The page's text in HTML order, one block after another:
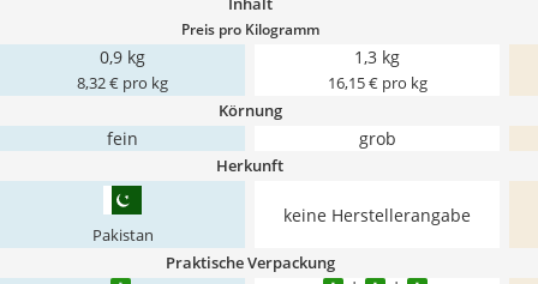
Preis pro Kilogramm
0,9 kg
8,32 € pro kg
1,3 kg
16,15 € pro kg
Körnung
fein grob
Herkunft
Pakistan
keine Herstellerangabe
Praktische Verpackung